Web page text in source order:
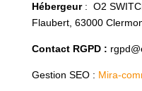
Hébergeur: O2
Flaubert, 63000
Contact RGPD :
Gestion SEO : Mira-